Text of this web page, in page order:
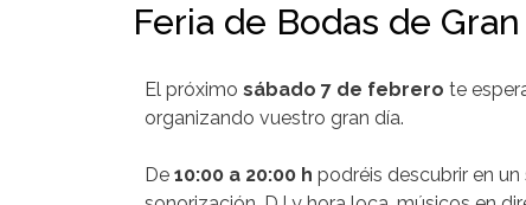
Feria de Bodas de
El próximo sábado 7 de febrero te
organizando vuestro gran día.
De 10:00 a 20:00 h podréis descubrir en